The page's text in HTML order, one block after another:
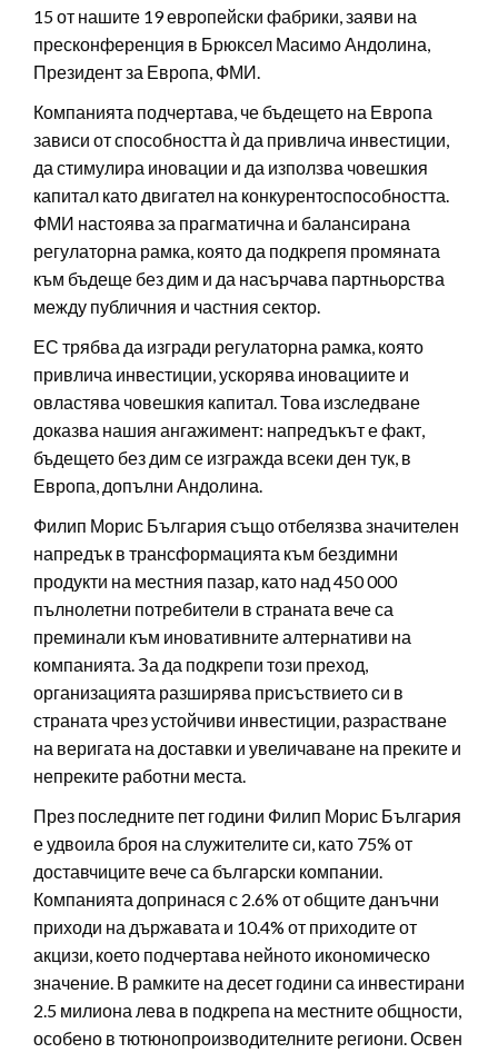
15 от нашите 19 европейски фабрики, заяви на
пресконференция в Брюксел Масимо Андолина,
Президент за Европа, ФМИ.
Компанията подчертава, че бъдещето на Европа
зависи от способността ѝ да привлича инвестиции,
да стимулира иновации и да използва човешкия
капитал като двигател на конкурентоспособността.
ФМИ настоява за прагматична и балансирана
регулаторна рамка, която да подкрепя промяната
към бъдеще без дим и да насърчава партньорства
между публичния и частния сектор.
ЕС трябва да изгради регулаторна рамка, която
привлича инвестиции, ускорява иновациите и
овластява човешкия капитал. Това изследване
доказва нашия ангажимент: напредъкът е факт,
бъдещето без дим се изгражда всеки ден тук, в
Европа, допълни Андолина.
Филип Морис България също отбелязва значителен
напредък в трансформацията към бездимни
продукти на местния пазар, като над 450 000
пълнолетни потребители в страната вече са
преминали към иновативните алтернативи на
компанията. За да подкрепи този преход,
организацията разширява присъствието си в
страната чрез устойчиви инвестиции, разрастване
на веригата на доставки и увеличаване на преките и
непреките работни места.
През последните пет години Филип Морис България
е удвоила броя на служителите си, като 75% от
доставчиците вече са български компании.
Компанията допринася с 2.6% от общите данъчни
приходи на държавата и 10.4% от приходите от
акцизи, което подчертава нейното икономическо
значение. В рамките на десет години са инвестирани
2.5 милиона лева в подкрепа на местните общности,
особено в тютюнопроизводителните региони. Освен